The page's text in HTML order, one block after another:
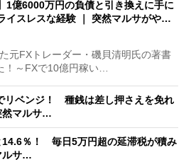
1億6000万円の負債と引き換えに手に
イスレスな経験 ｜ 突然マルサがや…
元FXトレーダー・磯貝清明氏の著書
！～FXで10億円稼い…
リベンジ！ 種銭は差し押さえを免れ
然マルサ…
14.6％！ 毎日5万円超の延滞税が積み
ルサ…